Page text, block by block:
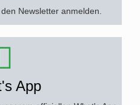
Newsletter anmelden.
App